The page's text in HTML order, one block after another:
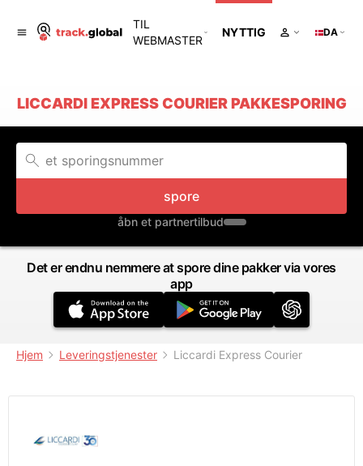
TIL
WEBMASTER
NYTTIG DA
LICCARDI EXPRESS COURIER PAKKESPORING
spore
åbn et partnertilbud
Det er endnu nemmere at spore dine pakker via vores
app
Hjem Leveringstjenester Liccardi Express Courier